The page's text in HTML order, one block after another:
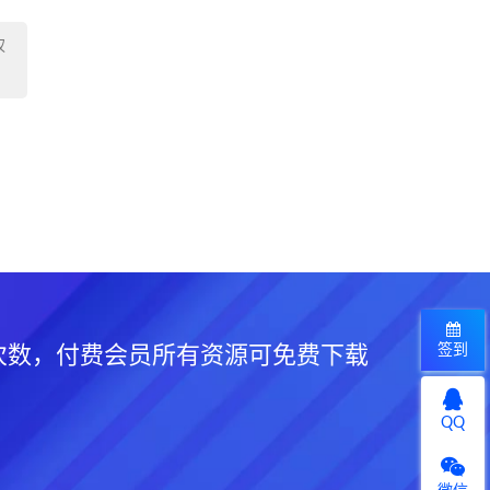
，付费会员所有资源可免费下载 签到
QQ